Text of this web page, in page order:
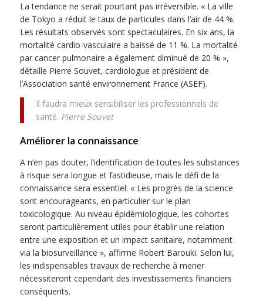
La tendance ne serait pourtant pas irréversible. « La ville
de Tokyo a réduit le taux de particules dans l’air de 44 %.
Les résultats observés sont spectaculaires. En six ans, la
mortalité cardio-vasculaire a baissé de 11 %. La mortalité
par cancer pulmonaire a également diminué de 20 % »,
détaille Pierre Souvet, cardiologue et président de
l’Association santé environnement France (ASEF).
Il faudra mieux sensibiliser les professionnels de
santé. Pierre Souvet
Améliorer la connaissance
A n’en pas douter, l’identification de toutes les substances
à risque sera longue et fastidieuse, mais le défi de la
connaissance sera essentiel. « Les progrès de la science
sont encourageants, en particulier sur le plan
toxicologique. Au niveau épidémiologique, les cohortes
seront particulièrement utiles pour établir une relation
entre une exposition et un impact sanitaire, notamment
via la biosurveillance », affirme Robert Barouki. Selon lui,
les indispensables travaux de recherche à mener
nécessiteront cependant des investissements financiers
conséquents.